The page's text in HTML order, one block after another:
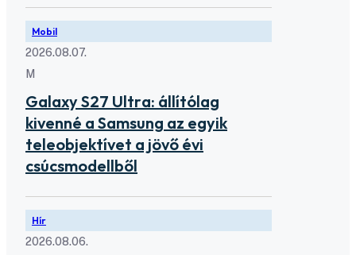
Mobil
2026.08.07.
M
Galaxy S27 Ultra: állítólag
kivenné a Samsung az egyik
teleobjektívet a jövő évi
csúcsmodellből
Hír
2026.08.06.